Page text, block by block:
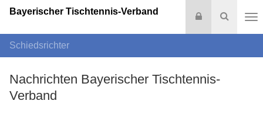
Suche
Login
Bayerischer Tischtennis-Verband
Schiedsrichter
Nachrichten Bayerischer Tischtennis-
Verband